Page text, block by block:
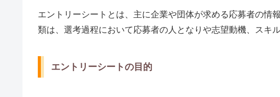
エントリーシートとは、主に企業や団体が求める応募者の情
類は、選考過程において応募者の人となりや志望動機、スキ
エントリーシートの目的